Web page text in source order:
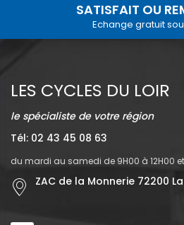
SATISFAIT OU
Echange gratuit
LES CYCLES DU LOIR
le spécialiste de votre région
Tél: 02 43 45 08 63
du mardi au samedi de 9H00 à 12H00 et
ZAC de la Monnerie 72200 La